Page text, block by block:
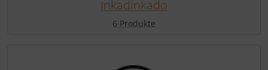
Inkadinkado
6 Produkte